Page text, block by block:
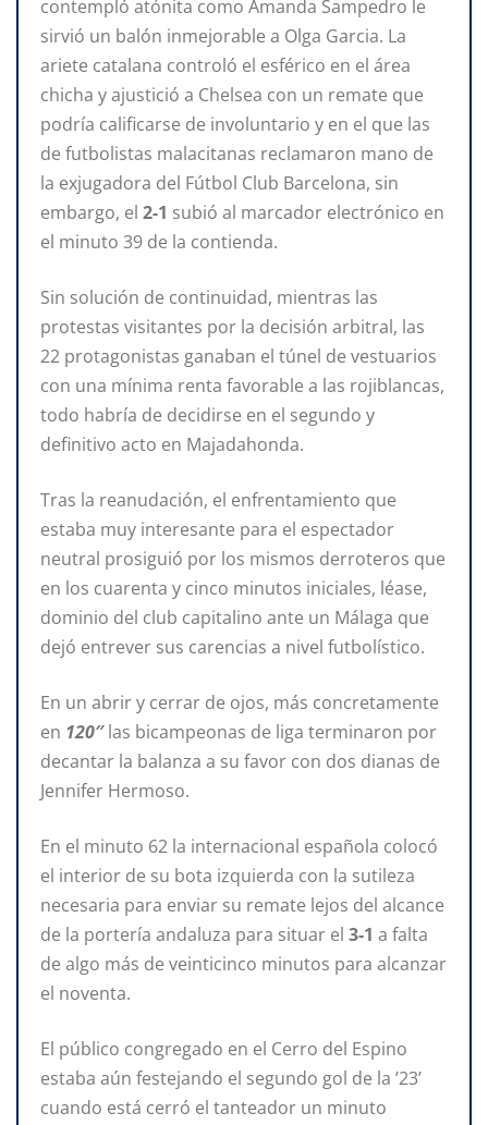
contempló atónita como Amanda Sampedro le
sirvió un balón inmejorable a Olga Garcia. La
ariete catalana controló el esférico en el área
chicha y ajustició a Chelsea con un remate que
podría calificarse de involuntario y en el que las
de futbolistas malacitanas reclamaron mano de
la exjugadora del Fútbol Club Barcelona, sin
embargo, el 2-1 subió al marcador electrónico en
el minuto 39 de la contienda.
Sin solución de continuidad, mientras las
protestas visitantes por la decisión arbitral, las
22 protagonistas ganaban el túnel de vestuarios
con una mínima renta favorable a las rojiblancas,
todo habría de decidirse en el segundo y
definitivo acto en Majadahonda.
Tras la reanudación, el enfrentamiento que
estaba muy interesante para el espectador
neutral prosiguió por los mismos derroteros que
en los cuarenta y cinco minutos iniciales, léase,
dominio del club capitalino ante un Málaga que
dejó entrever sus carencias a nivel futbolístico.
En un abrir y cerrar de ojos, más concretamente
en 120″las bicampeonas de liga terminaron por
decantar la balanza a su favor con dos dianas de
Jennifer Hermoso.
En el minuto 62 la internacional española colocó
el interior de su bota izquierda con la sutileza
necesaria para enviar su remate lejos del alcance
de la portería andaluza para situar el 3-1 a falta
de algo más de veinticinco minutos para alcanzar
el noventa.
El público congregado en el Cerro del Espino
estaba aún festejando el segundo gol de la ’23’
cuando está cerró el tanteador un minuto